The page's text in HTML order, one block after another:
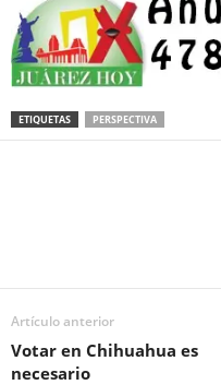
ETIQUETAS PERSPECTIVA
Artículo anterior
Votar en Chihuahua es
necesario